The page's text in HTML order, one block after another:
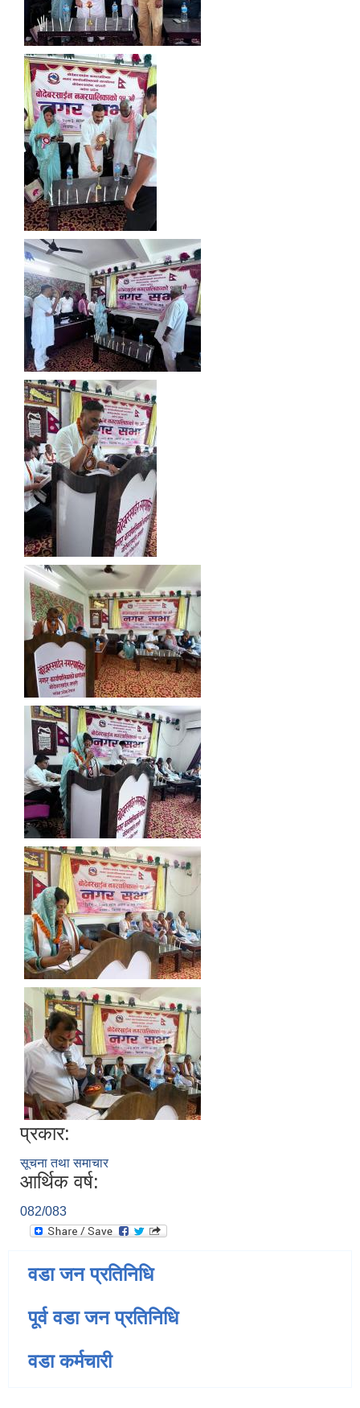
प्रकार:
सूचना तथा समाचार
आर्थिक वर्ष:
082/083
वडा जन प्रतिनिधि
पूर्व वडा जन प्रतिनिधि
वडा कर्मचारी